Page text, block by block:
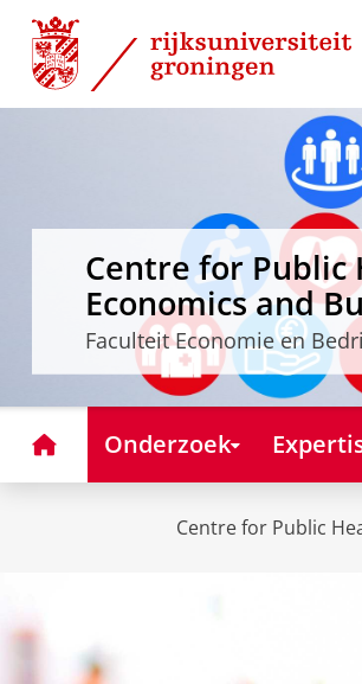
Skip
Content
Skip
Navigation
Centre for Public
Economics and
Faculteit Economie en
HomeOnderzoek
Centre for Public